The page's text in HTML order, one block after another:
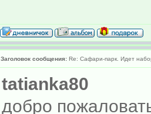
Заголовок сообщения: Re: Сафари-парк. Идет
tatianka80
добро